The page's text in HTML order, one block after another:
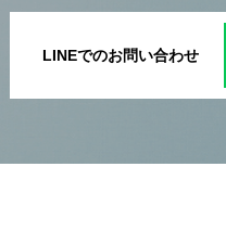
LINEでのお問い合わせ